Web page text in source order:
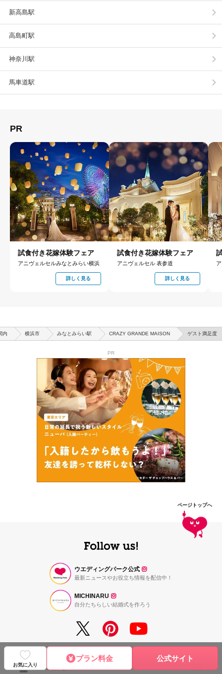
お気に入り
プラン料金 公式サイト
新高島駅
高島町駅
神奈川駅
馬車道駅
PR
試食付き花嫁体験フェア
アニヴェルセルみなとみらい横浜
詳しく見る
試食付き花嫁体験フェア
アニヴェルセル 表参道
詳しく見る
内 横浜市 みなとみらい駅 CRAZY GRANDE MAISON ゲスト満足度
PR
ページトップへ
ウエディングパーク公式
最新ニュースやお役立ち情報を配信中！
MICHINARU
自分たちらしい結婚式を作ろう
結婚式場探し